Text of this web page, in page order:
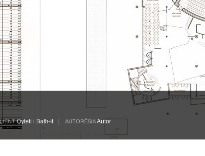
Qyteti i Bath-it AUTORËSIAAutor